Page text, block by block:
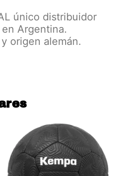
único distribuidor
Argentina.
origen alemán.